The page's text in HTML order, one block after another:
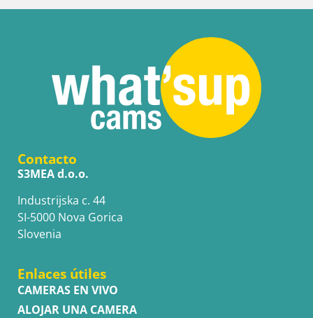
Contacto
S3MEA d.o.o.
Industrijska c. 44
SI-5000 Nova Gorica
Slovenia
Enlaces útiles
CAMERAS EN VIVO
ALOJAR UNA CAMERA